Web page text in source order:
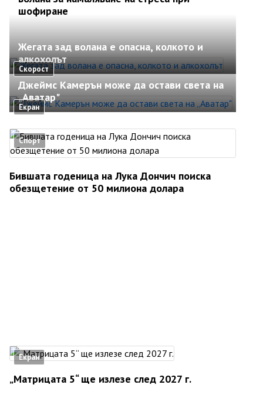
шофиране
Скорост
Жегата зад волана е опасна, колкото и
алкохолът
Екран
Джеймс Камерън може да остави света на
„Аватар"
Спорт
Бившата годеница на Лука Дончич поиска
обезщетение от 50 милиона долара
Екран
„Матрицата 5“ ще излезе след 2027 г.